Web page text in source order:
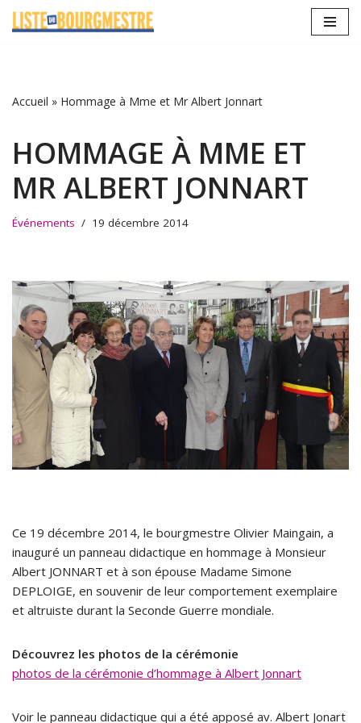
Accueil » Hommage à Mme et Mr Albert Jonnart
HOMMAGE À MME ET
MR ALBERT JONNART
Événements 19 décembre 2014
Ce 19 décembre 2014, le bourgmestre Olivier Maingain, a
inauguré un panneau didactique en hommage à Monsieur
Albert JONNART et à son épouse Madame Simone
DEPLOIGE, en souvenir de leur comportement exemplaire
et altruiste durant la Seconde Guerre mondiale.
Découvrez les photos de la cérémonie
photos de la cérémonie d’hommage à Albert Jonnart
Voir le panneau didactique qui a été apposé av. Albert Jonart